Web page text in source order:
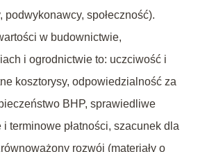
podwykonawcy, społeczność).
w budownictwie,
i ogrodnictwie to: uczciwość i
kosztorysy, odpowiedzialność za
BHP, sprawiedliwe
i terminowe płatności, szacunek dla
rozwój (materiały o